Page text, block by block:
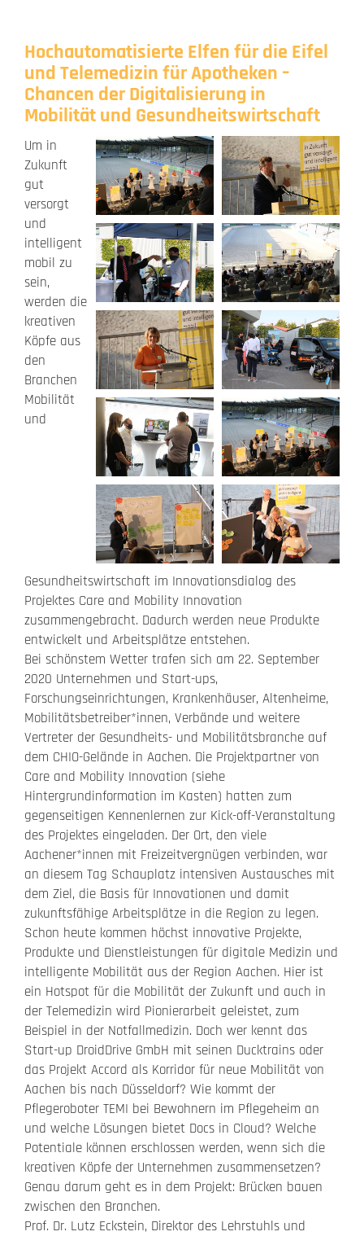
Hochautomatisierte Elfen für die Eifel
und Telemedizin für Apotheken –
Chancen der Digitalisierung in
Mobilität und Gesundheitswirtschaft
Um in
Zukunft
gut
versorgt
und
intelligent
mobil zu
sein,
werden die
kreativen
Köpfe aus
den
Branchen
Mobilität
und
Gesundheitswirtschaft im Innovationsdialog des
Projektes Care and Mobility Innovation
zusammengebracht. Dadurch werden neue Produkte
entwickelt und Arbeitsplätze entstehen.
Bei schönstem Wetter trafen sich am 22. September
2020 Unternehmen und Start-ups,
Forschungseinrichtungen, Krankenhäuser, Altenheime,
Mobilitätsbetreiber*innen, Verbände und weitere
Vertreter der Gesundheits- und Mobilitätsbranche auf
dem CHIO-Gelände in Aachen. Die Projektpartner von
Care and Mobility Innovation (siehe
Hintergrundinformation im Kasten) hatten zum
gegenseitigen Kennenlernen zur Kick-off-Veranstaltung
des Projektes eingeladen. Der Ort, den viele
Aachener*innen mit Freizeitvergnügen verbinden, war
an diesem Tag Schauplatz intensiven Austausches mit
dem Ziel, die Basis für Innovationen und damit
zukunftsfähige Arbeitsplätze in die Region zu legen.
Schon heute kommen höchst innovative Projekte,
Produkte und Dienstleistungen für digitale Medizin und
intelligente Mobilität aus der Region Aachen. Hier ist
ein Hotspot für die Mobilität der Zukunft und auch in
der Telemedizin wird Pionierarbeit geleistet, zum
Beispiel in der Notfallmedizin. Doch wer kennt das
Start-up DroidDrive GmbH mit seinen Ducktrains oder
das Projekt Accord als Korridor für neue Mobilität von
Aachen bis nach Düsseldorf? Wie kommt der
Pflegeroboter TEMI bei Bewohnern im Pflegeheim an
und welche Lösungen bietet Docs in Cloud? Welche
Potentiale können erschlossen werden, wenn sich die
kreativen Köpfe der Unternehmen zusammensetzen?
Genau darum geht es in dem Projekt: Brücken bauen
zwischen den Branchen.
Prof. Dr. Lutz Eckstein, Direktor des Lehrstuhls und